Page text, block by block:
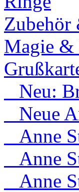
Zubehör
Magie &
Neu:
Neue
Anne
Anne
Anne